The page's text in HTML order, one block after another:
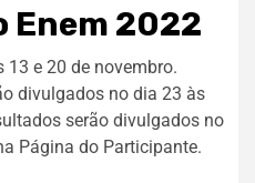
Enem 2022
e 20 de novembro.
divulgados no dia 23 às
serão divulgados no
Página do Participante.